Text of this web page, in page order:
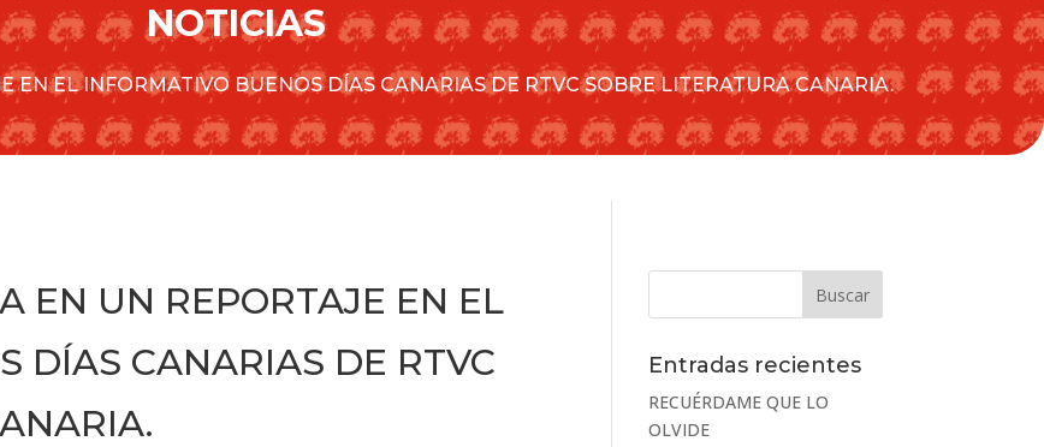
NOTICIAS
EN EL INFORMATIVO BUENOS DÍAS CANARIAS DE RTVC SOBRE LITERATURA CANARIA.
EN UN REPORTAJE EN EL
DÍAS CANARIAS DE RTVC
Entradas recientes
RECUÉRDAME QUE LO
OLVIDE